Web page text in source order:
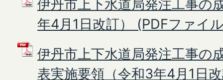
伊丹市上下水道局発注工事の
年4月1日改訂） (PDFファイ
伊丹市上下水道局発注工事の
表実施要領（令和3年4月1日